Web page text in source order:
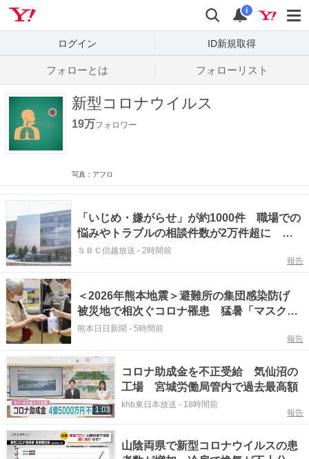
検索
通知
i
ログイン ID新規取得
フォローとは フォローリスト
新型コロナウイルス
19万フォロワー
写真：アフロ
「いじめ・嫌がらせ」が約1000件 職場での
悩みやトラブルの相談件数が2万件超に コ
ロナ禍以降高止まり 最大は「法制度の問い
ＳＢＣ信越放送 - 2時間前
報告
＜2026年熊本地震＞避難所の集団感染防げ
被災地で相次ぐコロナ罹患 猛暑「マスクつ
けると苦しい」と心配も
熊本日日新聞 - 5時間前
報告
1:03
コロナ助成金を不正受給 気仙沼の
工場 宮城労働局管内で過去最高額
khb東日本放送 - 18時間前
報告
山陰両県で新型コロナウイルスの患